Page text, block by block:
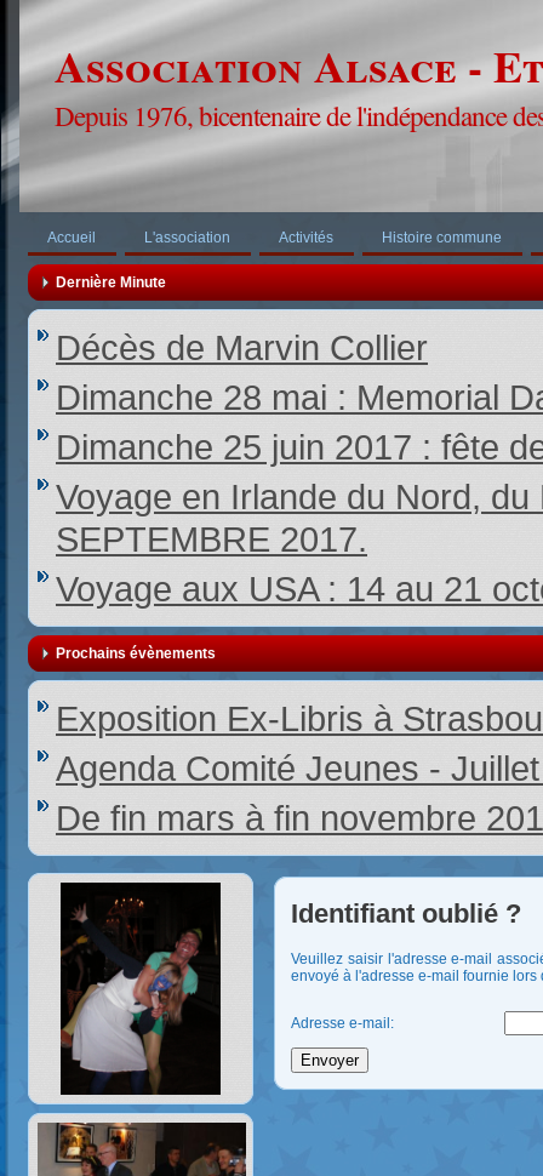
Association Alsace -
Depuis 1976, bicentenaire de l'indépendance
Accueil L'association Activités Histoire commune
Dernière Minute
Décès de Marvin Collier
Dimanche 28 mai : Memorial
Dimanche 25 juin 2017 : fête
Voyage en Irlande du Nord,
SEPTEMBRE 2017.
Voyage aux USA : 14 au 21
Prochains évènements
Exposition Ex-Libris à
Agenda Comité Jeunes -
De fin mars à fin novembre
Identifiant oublié ?
Veuillez saisir l'adresse e-mail
envoyé à l'adresse e-mail fournie lors
Adresse e-mail:
Envoyer